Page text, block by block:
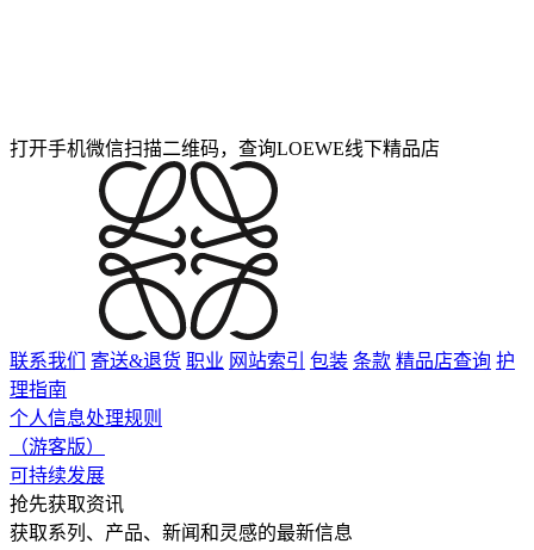
打开手机微信扫描二维码，查询LOEWE线下精品店
联系我们 寄送&退货 职业 网站索引 包装 条款 精品店查询 护
理指南
个人信息处理规则
（游客版）
可持续发展
抢先获取资讯
获取系列、产品、新闻和灵感的最新信息